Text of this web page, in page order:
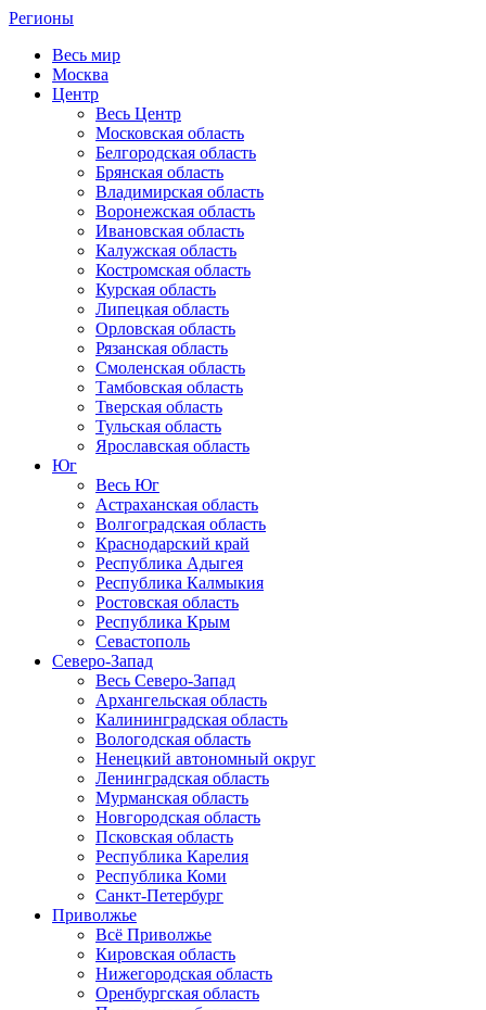
Регионы
Весь мир
Москва
Центр
Весь Центр
Московская область
Белгородская область
Брянская область
Владимирская область
Воронежская область
Ивановская область
Калужская область
Костромская область
Курская область
Липецкая область
Орловская область
Рязанская область
Смоленская область
Тамбовская область
Тверская область
Тульская область
Ярославская область
Юг
Весь Юг
Астраханская область
Волгоградская область
Краснодарский край
Республика Адыгея
Республика Калмыкия
Ростовская область
Республика Крым
Севастополь
Северо-Запад
Весь Северо-Запад
Архангельская область
Калининградская область
Вологодская область
Ненецкий автономный округ
Ленинградская область
Мурманская область
Новгородская область
Псковская область
Республика Карелия
Республика Коми
Санкт-Петербург
Приволжье
Всё Приволжье
Кировская область
Нижегородская область
Оренбургская область